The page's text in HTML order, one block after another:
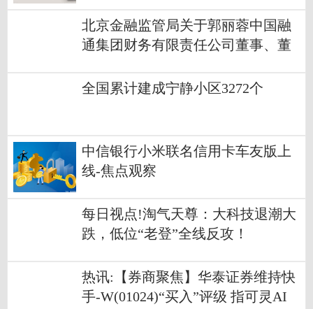
北京金融监管局关于郭丽蓉中国融
通集团财务有限责任公司董事、董
全国累计建成宁静小区3272个
中信银行小米联名信用卡车友版上
线-焦点观察
每日视点!淘气天尊：大科技退潮大
跌，低位“老登”全线反攻！
热讯:【券商聚焦】华泰证券维持快
手-W(01024)“买入”评级 指可灵AI